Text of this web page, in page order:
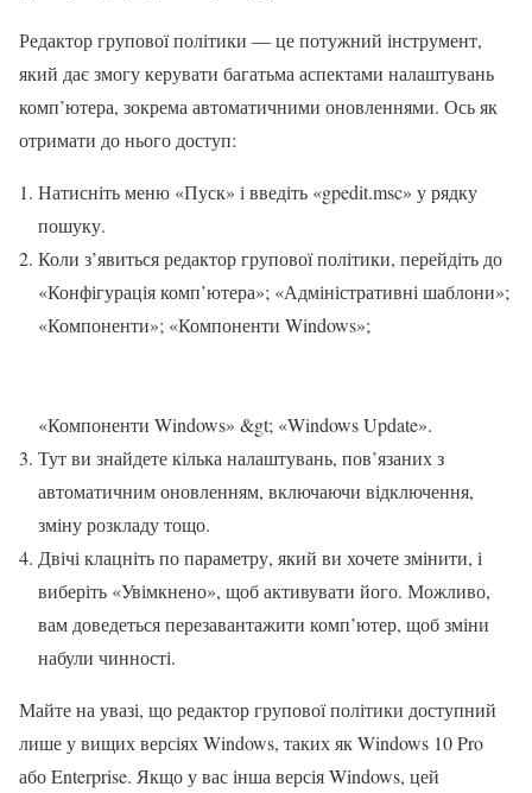
Редактор групової політики — це потужний інструмент,
який дає змогу керувати багатьма аспектами налаштувань
комп’ютера, зокрема автоматичними оновленнями. Ось як
отримати до нього доступ:
Натисніть меню «Пуск» і введіть «gpedit.msc» у рядку
пошуку.
Коли з’явиться редактор групової політики, перейдіть до
«Конфігурація комп’ютера»; «Адміністративні шаблони»;
«Компоненти»; «Компоненти Windows»;
«Компоненти Windows» &gt; «Windows Update».
Тут ви знайдете кілька налаштувань, пов’язаних з
автоматичним оновленням, включаючи відключення,
зміну розкладу тощо.
Двічі клацніть по параметру, який ви хочете змінити, і
виберіть «Увімкнено», щоб активувати його. Можливо,
вам доведеться перезавантажити комп’ютер, щоб зміни
набули чинності.
Майте на увазі, що редактор групової політики доступний
лише у вищих версіях Windows, таких як Windows 10 Pro
або Enterprise. Якщо у вас інша версія Windows, цей